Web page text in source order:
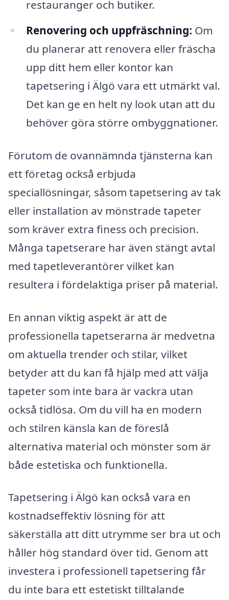
restauranger och butiker.
Renovering och uppfräschning: Om
du planerar att renovera eller fräscha
upp ditt hem eller kontor kan
tapetsering i Älgö vara ett utmärkt val.
Det kan ge en helt ny look utan att du
behöver göra större ombyggnationer.
Förutom de ovannämnda tjänsterna kan
ett företag också erbjuda
speciallösningar, såsom tapetsering av tak
eller installation av mönstrade tapeter
som kräver extra finess och precision.
Många tapetserare har även stängt avtal
med tapetleverantörer vilket kan
resultera i fördelaktiga priser på material.
En annan viktig aspekt är att de
professionella tapetserarna är medvetna
om aktuella trender och stilar, vilket
betyder att du kan få hjälp med att välja
tapeter som inte bara är vackra utan
också tidlösa. Om du vill ha en modern
och stilren känsla kan de föreslå
alternativa material och mönster som är
både estetiska och funktionella.
Tapetsering i Älgö kan också vara en
kostnadseffektiv lösning för att
säkerställa att ditt utrymme ser bra ut och
håller hög standard över tid. Genom att
investera i professionell tapetsering får
du inte bara ett estetiskt tilltalande